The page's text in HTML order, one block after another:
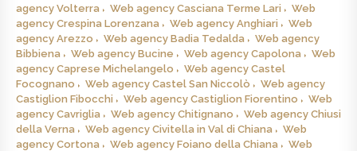
agency Volterra
Web agency Casciana Terme Lari
Web
agency Crespina Lorenzana
Web agency Anghiari
Web
agency Arezzo
Web agency Badia Tedalda
Web agency
Bibbiena
Web agency Bucine Web agency Capolona
Web
agency Caprese Michelangelo
Web agency Castel
Focognano
Web agency Castel San Niccolò
Web agency
Castiglion Fibocchi
Web agency Castiglion Fiorentino
Web
agency Cavriglia
Web agency Chitignano
Web agency Chiusi
della Verna
Web agency Civitella in Val di Chiana
Web
agency Cortona
Web agency Foiano della Chiana
Web